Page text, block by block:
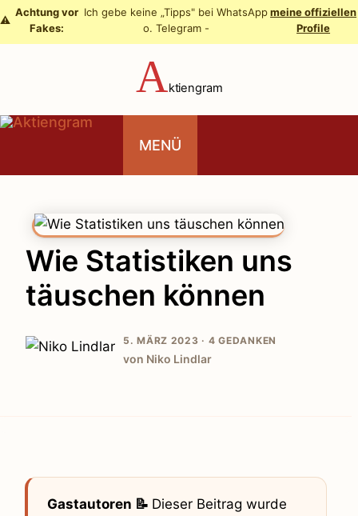
Zum
Inhalt
⚠️
Achtung vor
Fakes:
Ich gebe keine „Tipps" bei WhatsApp
o. Telegram -
meine offiziellen
Profile
Aktiengram
MENÜ
Wie Statistiken uns
täuschen können
5. MÄRZ 2023 · 4 GEDANKEN
von Niko Lindlar
Gastautoren 📝 Dieser Beitrag wurde